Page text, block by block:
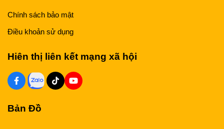
Chính sách bảo mật
Điều khoản sử dụng
Hiên thị liên kết mạng xã hội
Bản Đồ